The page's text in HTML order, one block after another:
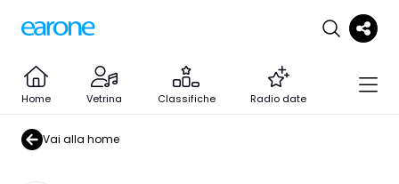
Home Vetrina Classifiche Radio date
Vai alla home